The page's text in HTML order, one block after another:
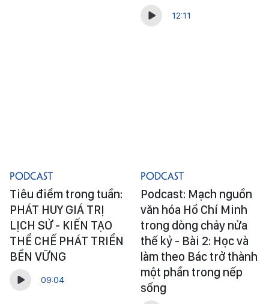
12:11
Podcast
Tiêu điểm trong tuần:
PHÁT HUY GIÁ TRỊ
LỊCH SỬ - KIẾN TẠO
THỂ CHẾ PHÁT TRIỂN
BỀN VỮNG
09:04
Podcast
Podcast: Mạch nguồn
văn hóa Hồ Chí Minh
trong dòng chảy nửa
thế kỷ - Bài 2: Học và
làm theo Bác trở thành
một phần trong nếp
sống